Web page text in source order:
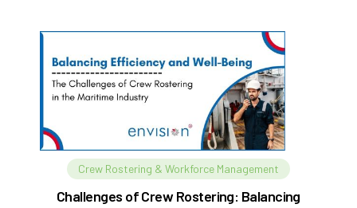
Crew Rostering & Workforce Management
Challenges of Crew Rostering: Balancing